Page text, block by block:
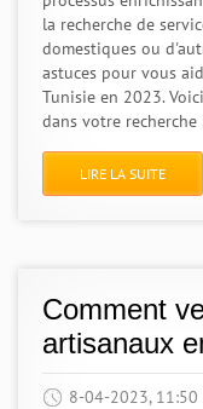
la recherche de
domestiques ou
astuces pour vous
Tunisie en 2023.
dans votre recherche
LIRE LA SUITE
Comment
artisanaux
8-04-2023, 11:50